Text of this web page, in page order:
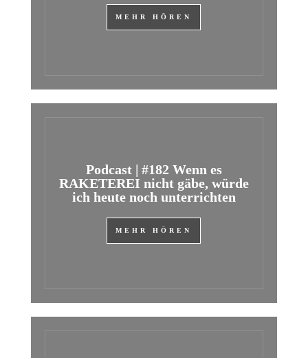
MEHR HÖREN
Podcast | #182 Wenn es
RAKETEREI nicht gäbe, würde
ich heute noch unterrichten
MEHR HÖREN